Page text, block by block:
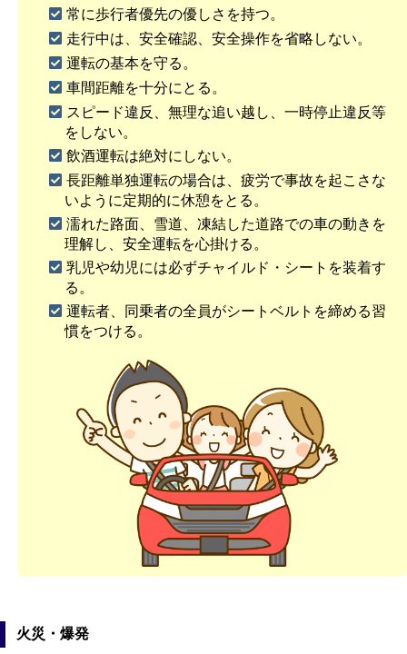
常に歩行者優先の優しさを持つ。
走行中は、安全確認、安全操作を省略しない。
運転の基本を守る。
車間距離を十分にとる。
スピード違反、無理な追い越し、一時停止違反等
をしない。
飲酒運転は絶対にしない。
長距離単独運転の場合は、疲労で事故を起こさな
いように定期的に休憩をとる。
濡れた路面、雪道、凍結した道路での車の動きを
理解し、安全運転を心掛ける。
乳児や幼児には必ずチャイルド・シートを装着す
る。
運転者、同乗者の全員がシートベルトを締める習
慣をつける。
火災・爆発